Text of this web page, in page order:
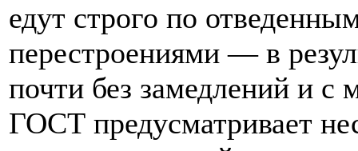
едут строго по
перестроениями — в
почти без замедлений и
ГОСТ предусматривает